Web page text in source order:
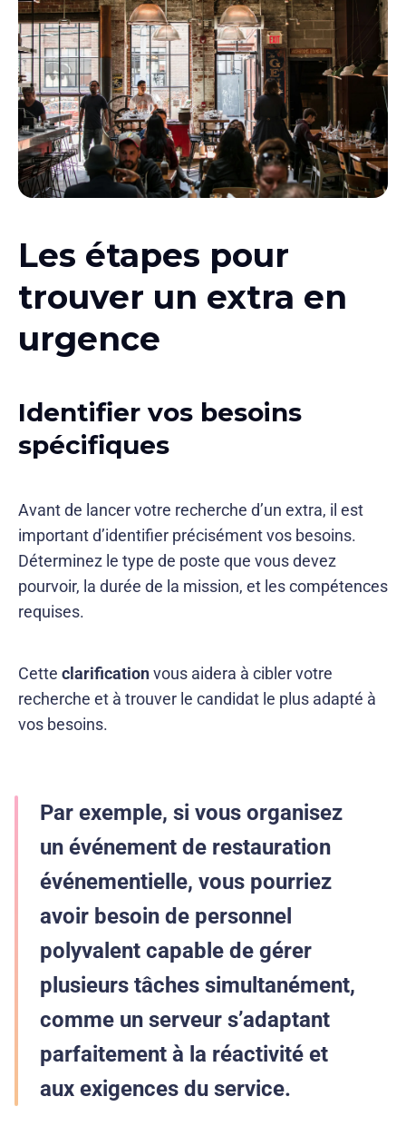
Les étapes pour
trouver un extra en
urgence
Identifier vos besoins
spécifiques
Avant de lancer votre recherche d’un extra, il est
important d’identifier précisément vos besoins.
Déterminez le type de poste que vous devez
pourvoir, la durée de la mission, et les compétences
requises.
Cette clarificationvous aidera à cibler votre
recherche et à trouver le candidat le plus adapté à
vos besoins.
Par exemple, si vous organisez
un événement de restauration
événementielle, vous pourriez
avoir besoin de personnel
polyvalent capable de gérer
plusieurs tâches simultanément,
comme un serveur s’adaptant
parfaitement à la réactivité et
aux exigences du service.